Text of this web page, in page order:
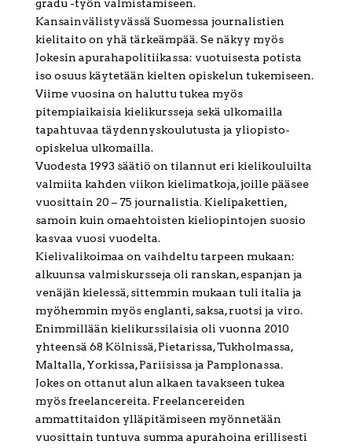
gradu -työn valmistamiseen.
Kansainvälistyvässä Suomessa journalistien
kielitaito on yhä tärkeämpää. Se näkyy myös
Jokesin apurahapolitiikassa: vuotuisesta potista
iso osuus käytetään kielten opiskelun tukemiseen.
Viime vuosina on haluttu tukea myös
pitempiaikaisia kielikursseja sekä ulkomailla
tapahtuvaa täydennyskoulutusta ja yliopisto-
opiskelua ulkomailla.
Vuodesta 1993 säätiö on tilannut eri kielikouluilta
valmiita kahden viikon kielimatkoja, joille pääsee
vuosittain 20 – 75 journalistia. Kielipakettien,
samoin kuin omaehtoisten kieliopintojen suosio
kasvaa vuosi vuodelta.
Kielivalikoimaa on vaihdeltu tarpeen mukaan:
alkuunsa valmiskursseja oli ranskan, espanjan ja
venäjän kielessä, sittemmin mukaan tuli italia ja
myöhemmin myös englanti, saksa, ruotsi ja viro.
Enimmillään kielikurssilaisia oli vuonna 2010
yhteensä 68 Kölnissä, Pietarissa, Tukholmassa,
Maltalla, Yorkissa, Pariisissa ja Pamplonassa.
Jokes on ottanut alun alkaen tavakseen tukea
myös freelancereita. Freelancereiden
ammattitaidon ylläpitämiseen myönnetään
vuosittain tuntuva summa apurahoina erillisesti